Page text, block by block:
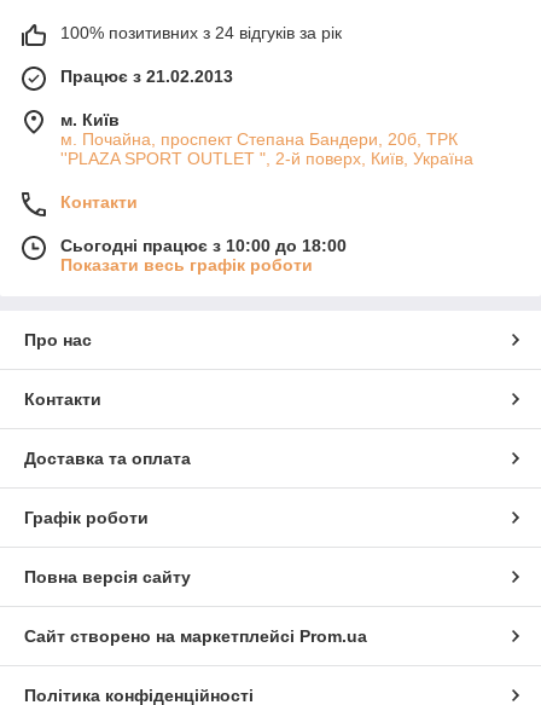
100% позитивних з 24 відгуків за рік
Працює з 21.02.2013
м. Київ
м. Почайна, проспект Степана Бандери, 20б, ТРК
''PLAZA SPORT OUTLET ", 2-й поверх, Київ, Україна
Контакти
Сьогодні працює з 10:00 до 18:00
Показати весь графік роботи
Про нас
Контакти
Доставка та оплата
Графік роботи
Повна версія сайту
Сайт створено на маркетплейсі Prom.ua
Політика конфіденційності